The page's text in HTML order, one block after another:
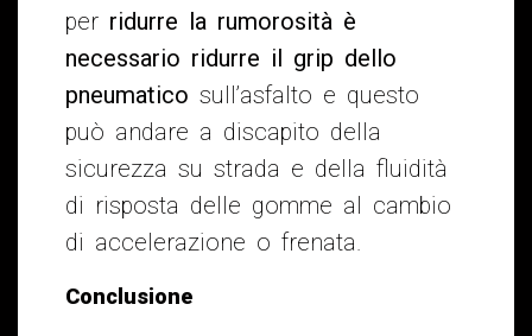
per ridurre la rumorosità è
necessario ridurre il grip dello
pneumatico sull’asfalto e questo
può andare a discapito della
sicurezza su strada e della fluidità
di risposta delle gomme al cambio
di accelerazione o frenata.
Conclusione